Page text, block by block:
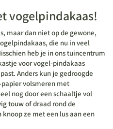
vogelpindakaas!
maar dan niet op de gewone,
die nu in veel
heb je in ons tuincentrum
voor vogel-pindakaas
Anders kun je gedroogde
volsmeren met
nog door een schaaltje vol
touw of draad rond de
ze met een lus aan een